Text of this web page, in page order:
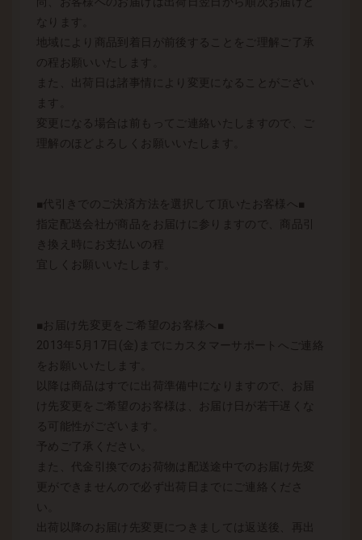
なります。
地域により商品到着日が前後することをご理解ご了承
の程お願いいたします。
また、出荷日は諸事情により変更になることがござい
ます。
変更になる場合は前もってご連絡いたしますので、ご
理解のほどよろしくお願いいたします。
■代引きでのご決済方法を選択して頂いたお客様へ■
指定配送会社が商品をお届けに参りますので、商品引
き換え時にお支払いの程
宜しくお願いいたします。
■お届け先変更をご希望のお客様へ■
2013年5月17日(金)までにカスタマーサポートへご連絡
をお願いいたします。
以降は商品はすでに出荷準備中になりますので、お届
け先変更をご希望のお客様は、お届け日が若干遅くな
る可能性がございます。
予めご了承ください。
また、代金引換でのお荷物は配送途中でのお届け先変
更ができませんので必ず出荷日までにご連絡くださ
い。
出荷以降のお届け先変更につきましては返送後、再出